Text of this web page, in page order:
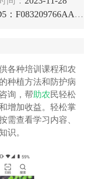
MD5：F083209766AA7EA47BB43706324AE854
各种培训课程和农
种植方法和防护病
询，帮助农民轻松
增加收益。轻松掌
需查看学习内容、
识。